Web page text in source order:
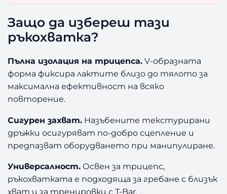
Защо да избереш тази
ръкохватка?
Пълна изолация на трицепса. V-образната
форма фиксира лактите близо до тялото за
максимална ефективност на всяко
повторение.
Сигурен захват. Назъбените текстурирани
дръжки осигуряват по-добро сцепление и
предпазват оборудването при манипулиране.
Универсалност. Освен за трицепс,
ръкохватката е подходяща за гребане с близък
хват и за тренировки с T-Bar.